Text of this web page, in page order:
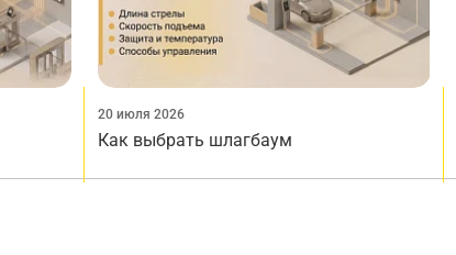
20 июля 2026
Как выбрать шлагбаум